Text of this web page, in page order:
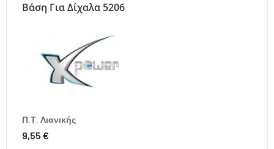
Βάση Για Δίχαλα 5206
Π.Τ. Λιανικής
9,55 €